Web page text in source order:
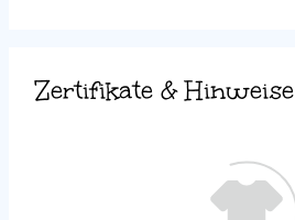
Zertifikate & Hinweise